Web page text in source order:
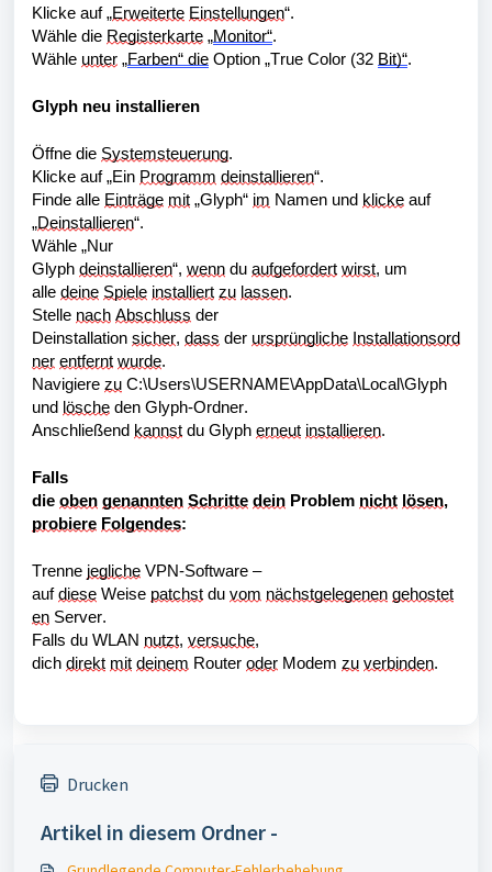
Klicke auf „Erweiterte Einstellungen“.
Wähle die Registerkarte „Monitor“.
Wähle unter „Farben“ die Option „True Color (32 Bit)“.
Glyph neu installieren
Öffne die Systemsteuerung.
Klicke auf „Ein Programm deinstallieren“.
Finde alle Einträge mit „Glyph“ im Namen und klicke auf
„Deinstallieren“.
Wähle „Nur
Glyph deinstallieren“, wenn du aufgefordert wirst, um
alle deine Spiele installiert zu lassen.
Stelle nach Abschluss der
Deinstallation sicher, dass der ursprüngliche Installationsord
ner entfernt wurde.
Navigiere zu C:\Users\USERNAME\AppData\Local\Glyph
und lösche den Glyph-Ordner.
Anschließend kannst du Glyph erneut installieren.
Falls
die oben genannten Schritte dein Problem nicht lösen,
probiere Folgendes:
Trenne jegliche VPN-Software –
auf diese Weise patchst du vom nächstgelegenen gehostet
en Server.
Falls du WLAN nutzt, versuche,
dich direkt mit deinem Router oder Modem zu verbinden.
Drucken
Artikel in diesem Ordner -